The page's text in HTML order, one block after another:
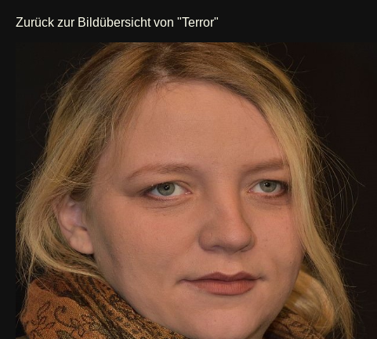
Zurück zur Bildübersicht von "Terror"